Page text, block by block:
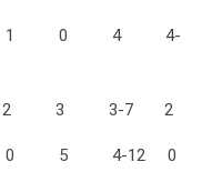
5 1 0 4 4-
0 2 3 3-7 2
0 0 5 4-12 0